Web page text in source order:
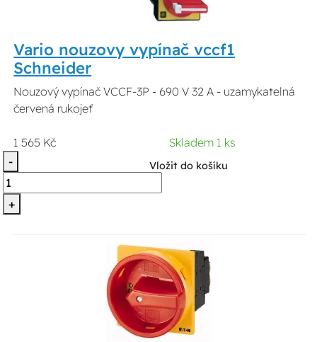
Vario nouzovy vypínač vccf1
Schneider
Nouzový vypínač VCCF-3P - 690 V 32 A - uzamykatelná
červená rukojeť
1 565 Kč
Skladem 1 ks
-
+
Vložit do košíku